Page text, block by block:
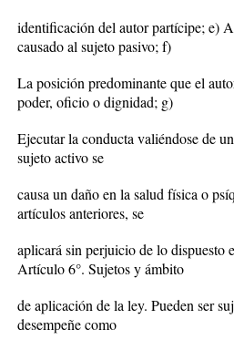
identificación del autor partícipe; e)
causado al sujeto pasivo; f)
La posición predominante que el
poder, oficio o dignidad; g)
Ejecutar la conducta valiéndose de
sujeto activo se
causa un daño en la salud física o
artículos anteriores, se
aplicará sin perjuicio de lo
Artículo 6°. Sujetos y ámbito
de aplicación de la ley. Pueden ser
desempeñe como